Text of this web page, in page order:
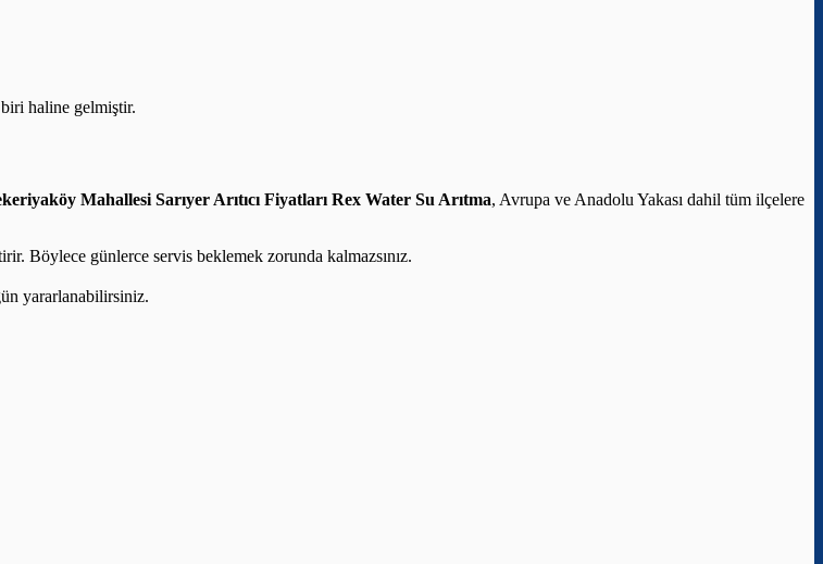
haline gelmiştir.
Mahallesi Sarıyer Arıtıcı Fiyatları Rex Water Su Arıtma, Avrupa ve Anadolu Yakası dahil tüm ilçelere
Böylece günlerce servis beklemek zorunda kalmazsınız.
yararlanabilirsiniz.